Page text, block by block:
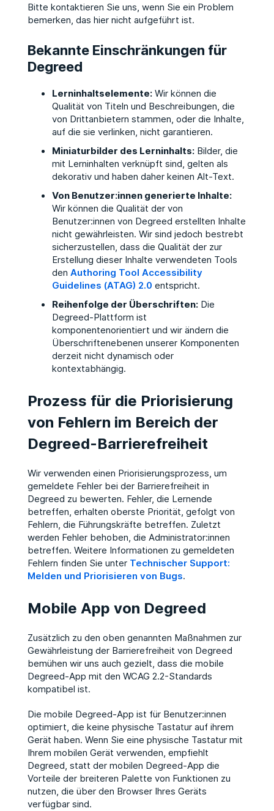
Bitte kontaktieren Sie uns, wenn Sie ein Problem
bemerken, das hier nicht aufgeführt ist.
Bekannte Einschränkungen für
Degreed
Lerninhaltselemente:Wir können die
Qualität von Titeln und Beschreibungen, die
von Drittanbietern stammen, oder die Inhalte,
auf die sie verlinken, nicht garantieren.
Miniaturbilder des Lerninhalts:Bilder, die
mit Lerninhalten verknüpft sind, gelten als
dekorativ und haben daher keinen Alt-Text.
Von Benutzer:innen generierte Inhalte:
Wir können die Qualität der von
Benutzer:innen von Degreed erstellten Inhalte
nicht gewährleisten. Wir sind jedoch bestrebt
sicherzustellen, dass die Qualität der zur
Erstellung dieser Inhalte verwendeten Tools
den Authoring Tool Accessibility
Guidelines (ATAG) 2.0 entspricht.
Reihenfolge der Überschriften:Die
Degreed-Plattform ist
komponentenorientiert und wir ändern die
Überschriftenebenen unserer Komponenten
derzeit nicht dynamisch oder
kontextabhängig.
Prozess für die Priorisierung
von Fehlern im Bereich der
Degreed-Barrierefreiheit
Wir verwenden einen Priorisierungsprozess, um
gemeldete Fehler bei der Barrierefreiheit in
Degreed zu bewerten. Fehler, die Lernende
betreffen, erhalten oberste Priorität, gefolgt von
Fehlern, die Führungskräfte betreffen. Zuletzt
werden Fehler behoben, die Administrator:innen
betreffen. Weitere Informationen zu gemeldeten
Fehlern finden Sie unter Technischer Support:
Melden und Priorisieren von Bugs.
Mobile App von Degreed
Zusätzlich zu den oben genannten Maßnahmen zur
Gewährleistung der Barrierefreiheit von Degreed
bemühen wir uns auch gezielt, dass die mobile
Degreed-App mit den WCAG 2.2-Standards
kompatibel ist.
Die mobile Degreed-App ist für Benutzer:innen
optimiert, die keine physische Tastatur auf ihrem
Gerät haben. ​Wenn Sie eine physische Tastatur mit
Ihrem mobilen Gerät verwenden, empfiehlt
Degreed, statt der mobilen Degreed-App die
Vorteile der breiteren Palette von Funktionen zu
nutzen, die über den Browser Ihres Geräts
verfügbar sind.​